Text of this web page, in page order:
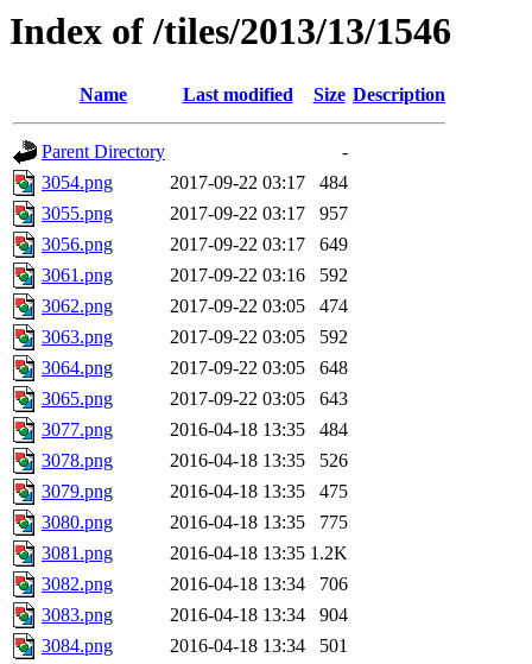
Index of /tiles/2013/13/1546
Name Last modified Size Description
Parent Directory
-
3054.png
2017-09-22 03:17
484
3055.png
2017-09-22 03:17
957
3056.png
2017-09-22 03:17
649
3061.png
2017-09-22 03:16
592
3062.png
2017-09-22 03:05
474
3063.png
2017-09-22 03:05
592
3064.png
2017-09-22 03:05
648
3065.png
2017-09-22 03:05
643
3077.png
2016-04-18 13:35
484
3078.png
2016-04-18 13:35
526
3079.png
2016-04-18 13:35
475
3080.png
2016-04-18 13:35
775
3081.png
2016-04-18 13:35 1.2K
3082.png
2016-04-18 13:34
706
3083.png
2016-04-18 13:34
904
3084.png
2016-04-18 13:34
501